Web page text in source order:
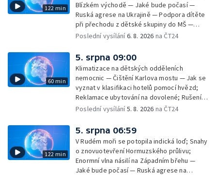
122 min
Blízkém východě — Jaké bude počasí —
Ruská agrese na Ukrajině — Podpora dítěte
při přechodu z dětské skupiny do MŠ —
Filmové premiéry týdne — Dvě deci tuše v
rakovinu prsu
Poslední vysílání6. 8. 2026 na ČT24
60 min
5. srpna 09:00
Klimatizace na dětských odděleních
nemocnic — Čištění Karlova mostu — Jak se
vyznat v klasifikaci hotelů pomocí hvězd;
Reklamace ubytování na dovolené; Rušení
dovolené kvůli přírodním živlům; Práva
na dovolené v zahraničí; Platby a výběry na
dovolené v zahraničí — Těžba léčivé rašeliny
u Malé Morávky
Poslední vysílání5. 8. 2026 na ČT24
122 min
5. srpna 06:59
V Rudém moři se potopila indická loď; Snahy
o znovuotevření Hormuzského průlivu;
Enormní vlna násilí na Západním břehu —
Jaké bude počasí — Ruská agrese na